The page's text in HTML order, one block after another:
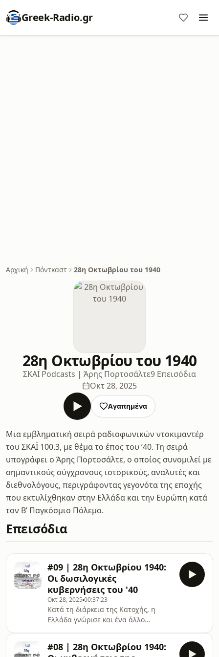
Greek-Radio.gr
Αρχική Πόντκαστ 28η Οκτωβρίου του 1940
28η Οκτωβρίου του 1940
ΣΚΑΪ Podcasts | Άρης Πορτοσάλτε9 Επεισόδια
Οκτ 28, 2025
Αγαπημένα
Μια εμβληματική σειρά ραδιοφωνικών ντοκιμαντέρ
του ΣΚΑΪ 100.3, με θέμα το έπος του ’40. Τη σειρά
υπογράφει ο Άρης Πορτοσάλτε, ο οποίος συνομιλεί με
σημαντικούς σύγχρονους ιστορικούς, αναλυτές και
διεθνολόγους, περιγράφοντας γεγονότα της εποχής
που εκτυλίχθηκαν στην Ελλάδα και την Ευρώπη κατά
τον Β’ Παγκόσμιο Πόλεμο.
Επεισόδια
#09 | 28η Οκτωβρίου 1940:
Οι δωσιλογικές
κυβερνήσεις του '40
Οκτ 28, 2025 00:37:23
Κατά τη διάρκεια της Κατοχής, η
Ελλάδα γνώρισε και ένα άλλο
κυβερνήσεις σχηματίστηκαν στην
#08 | 28η Οκτωβρίου 1940: